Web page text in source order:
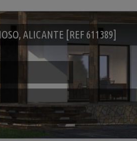
ALICANTE [REF 611389]